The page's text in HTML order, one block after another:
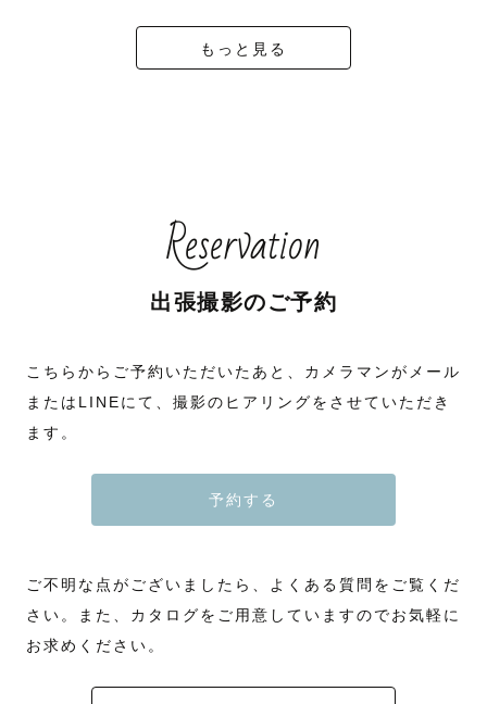
もっと見る
Reservation
出張撮影のご予約
こちらからご予約いただいたあと、カメラマンがメール
またはLINEにて、撮影のヒアリングをさせていただき
ます。
予約する
ご不明な点がございましたら、よくある質問をご覧くだ
さい。また、カタログをご用意していますのでお気軽に
お求めください。